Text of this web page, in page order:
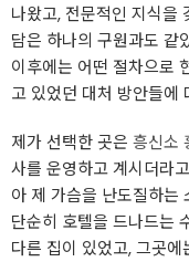
나왔고, 전문적인 지식을
담은 하나의 구원과도 같
이후에는 어떤 절차으로
고 있었던 대처 방안들에
제가 선택한 곳은 흥신소
사를 운영하고 계시더라
아 제 가슴을 난도질하는
단순히 호텔을 드나드는
다른 집이 있었고, 그곳